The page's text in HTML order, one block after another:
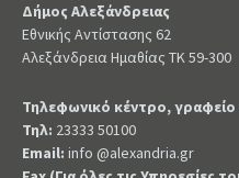
Δήμος Αλεξάνδρειας
Εθνικής Αντίστασης 62
Αλεξάνδρεια Ημαθίας ΤΚ 59-300
Τηλεφωνικό κέντρο,
Τηλ: 23333 50100
Email: info @alexandria.gr